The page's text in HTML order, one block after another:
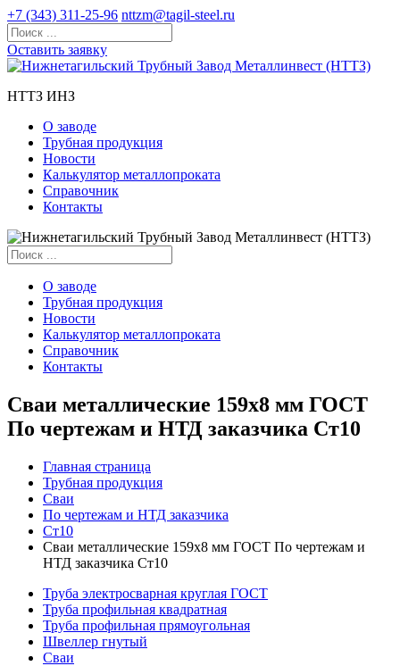
+7 (343) 311-25-96 nttzm@tagil-steel.ru
Оставить заявку
НТТЗ ИНЗ
О заводе
Трубная продукция
Новости
Калькулятор металлопроката
Справочник
Контакты
О заводе
Трубная продукция
Новости
Калькулятор металлопроката
Справочник
Контакты
Сваи металлические 159x8 мм ГОСТ
По чертежам и НТД заказчика Ст10
Главная страница
Трубная продукция
Сваи
По чертежам и НТД заказчика
Ст10
Сваи металлические 159x8 мм ГОСТ По чертежам и
НТД заказчика Ст10
Труба электросварная круглая ГОСТ
Труба профильная квадратная
Труба профильная прямоугольная
Швеллер гнутый
Сваи